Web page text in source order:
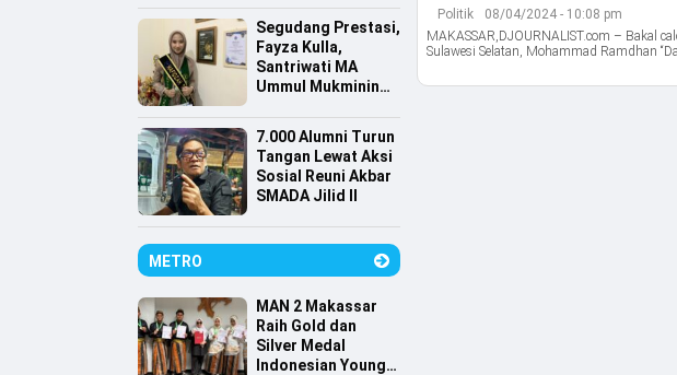
Segudang Prestasi,
Fayza Kulla,
Santriwati MA
Ummul Mukminin
Indonesia
7.000 Alumni Turun
Tangan Lewat Aksi
Sosial Reuni Akbar
SMADA Jilid II
METRO
MAN 2 Makassar
Raih Gold dan
Silver Medal
Indonesian Young
Politik
08/04/2024 - 10:08 pm
MAKASSAR,DJOURNALIST.com – Bakal
Sulawesi Selatan, Mohammad Ramdhan